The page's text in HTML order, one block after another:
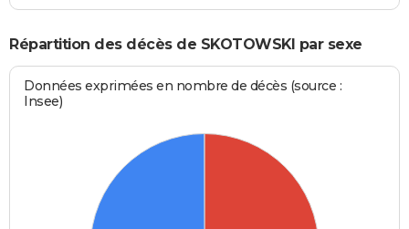
Répartition des décès de SKOTOWSKI par sexe
Données exprimées en nombre de décès (source :
Insee)